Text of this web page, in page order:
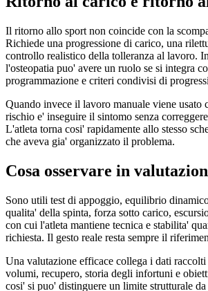
Il ritorno allo sport non coincide con la
Richiede una progressione di carico, una
controllo realistico della tolleranza al lavoro.
l'osteopatia puo' avere un ruolo se si integra
programmazione e criteri condivisi di
Quando invece il lavoro manuale viene usato
rischio e' inseguire il sintomo senza
L'atleta torna cosi' rapidamente allo stesso
che aveva gia' organizzato il problema.
Cosa osservare in
Sono utili test di appoggio, equilibrio
qualita' della spinta, forza sotto carico,
con cui l'atleta mantiene tecnica e stabilita'
richiesta. Il gesto reale resta sempre il
Una valutazione efficace collega i dati raccolti
volumi, recupero, storia degli infortuni e
cosi' si puo' distinguere un limite strutturale